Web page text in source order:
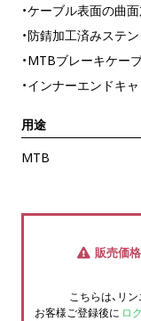
・ケーブル表面の曲
・防錆加工済みステ
・MTBブレーキケー
・インナーエンドキ
用途
MTB
販売価
こちらは、リ
お客様ご登録後に ロ